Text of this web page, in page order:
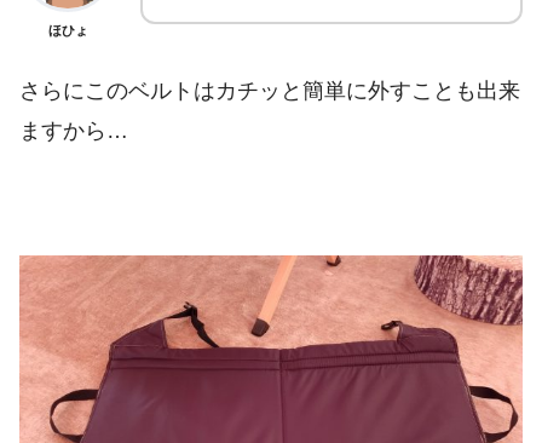
ほひょ
さらにこのベルトはカチッと簡単に外すことも出来
ますから…